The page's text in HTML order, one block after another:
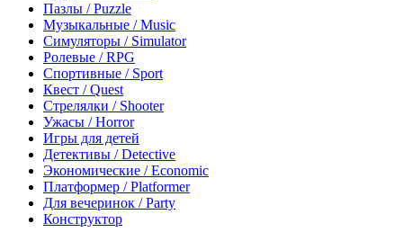
Пазлы / Puzzle
Музыкальные / Music
Симуляторы / Simulator
Ролевые / RPG
Спортивные / Sport
Квест / Quest
Стрелялки / Shooter
Ужасы / Horror
Игры для детей
Детективы / Detective
Экономические / Economic
Платформер / Platformer
Для вечеринок / Party
Конструктор